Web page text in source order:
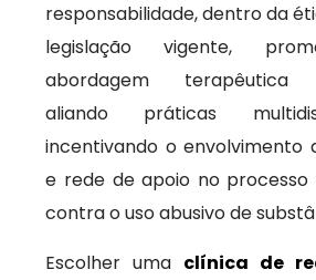
responsabilidade, dentro da
legislação vigente,
abordagem terapêutica
aliando práticas
incentivando o envolvimento
e rede de apoio no
contra o uso abusivo de
Escolher uma clínica de